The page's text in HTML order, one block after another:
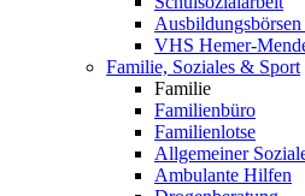
VHS Hemer-
Familie, Soziales & Sport
Familie
Familienbüro
Familienlotse
Allgemeiner
Ambulante Hilfen